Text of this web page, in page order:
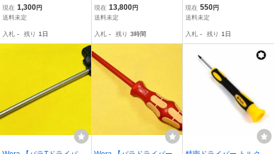
ー】 T-ハンドル ナットド
ライバー 495T / 15mmｘ
現在 1,300円
送料未定
入札 - 残り 1日
オン 5PCトルクスドライ
バーセット トルクスドラ
50BR 工具
現在 13,800円
送料未定
入札 - 残り 3時間
絶縁:TORXドライバー 16
7i / TX15
現在 550円
送料未定
入札 - 残り 1日